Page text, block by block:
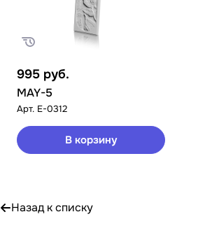
995 руб.
MAY-5
Арт. E-0312
В корзину
Назад к списку